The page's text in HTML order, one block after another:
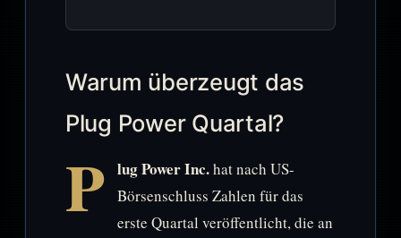
Warum überzeugt das
Plug Power Quartal?
P lug Power Inc.hat nach US-
Börsenschluss Zahlen für das
erste Quartal veröffentlicht, die an